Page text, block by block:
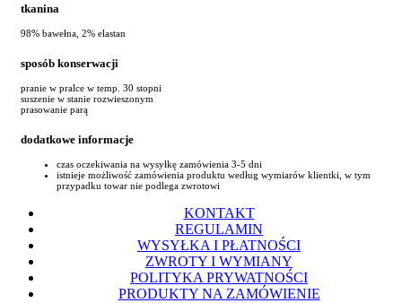
tkanina
98% bawełna, 2% elastan
sposób konserwacji
pranie w pralce w temp. 30 stopni
suszenie w stanie rozwieszonym
prasowanie parą
dodatkowe informacje
czas oczekiwania na wysyłkę zamówienia 3-5 dni
istnieje możliwość zamówienia produktu według wymiarów klientki, w tym
przypadku towar nie podlega zwrotowi
KONTAKT
REGULAMIN
WYSYŁKA I PŁATNOŚCI
ZWROTY I WYMIANY
POLITYKA PRYWATNOŚCI
PRODUKTY NA ZAMÓWIENIE